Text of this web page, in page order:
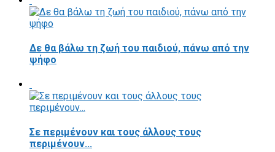
Δε θα βάλω τη ζωή του παιδιού, πάνω από την
ψήφο
Σε περιμένουν και τους άλλους τους
περιμένουν...